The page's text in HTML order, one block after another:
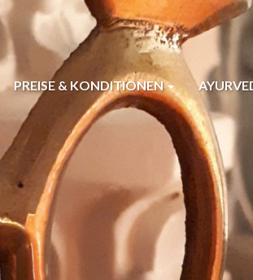
PREISE & KONDITIONEN